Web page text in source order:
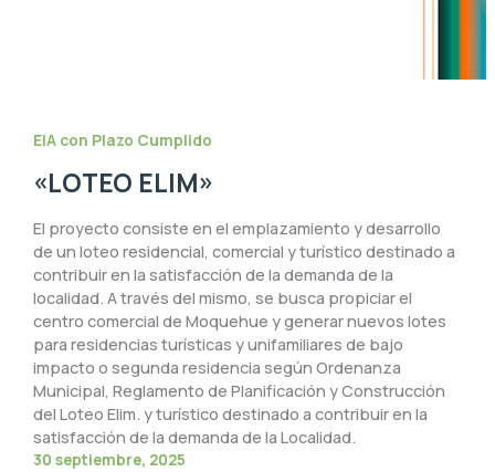
EIA con Plazo Cumplido
«LOTEO ELIM»
El proyecto consiste en el emplazamiento y desarrollo
de un loteo residencial, comercial y turístico destinado a
contribuir en la satisfacción de la demanda de la
localidad. A través del mismo, se busca propiciar el
centro comercial de Moquehue y generar nuevos lotes
para residencias turísticas y unifamiliares de bajo
impacto o segunda residencia según Ordenanza
Municipal, Reglamento de Planificación y Construcción
del Loteo Elim. y turístico destinado a contribuir en la
satisfacción de la demanda de la Localidad.
30 septiembre, 2025